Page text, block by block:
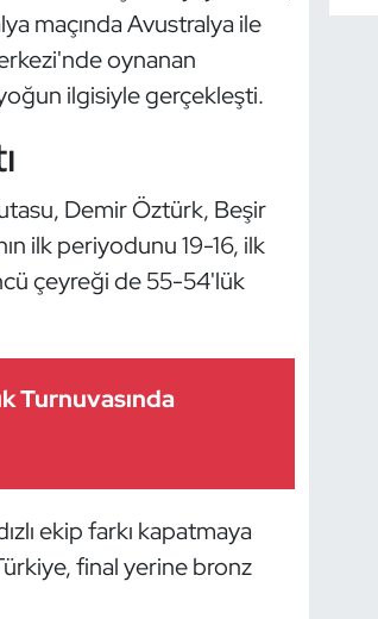
maçında Avustralya ile
oynanan
ilgisiyle gerçekleşti.
Demir Öztürk, Beşir
ilk periyodunu 19-16, ilk
çeyreği de 55-54'lük
Turnuvasında
ekip farkı kapatmaya
final yerine bronz